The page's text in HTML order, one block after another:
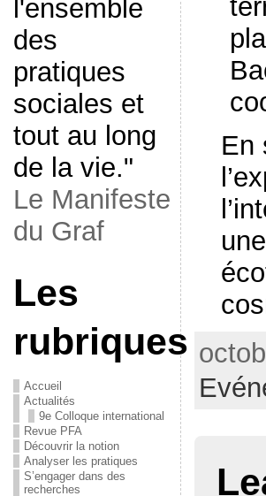
l'ensemble
des
pratiques
sociales et
tout au long
de la vie."
Le Manifeste
du Graf
Les
rubriques
Accueil
Actualités
9e Colloque international
Revue PFA
Découvrir la notion
Analyser les pratiques
S’engager dans des
recherches
En